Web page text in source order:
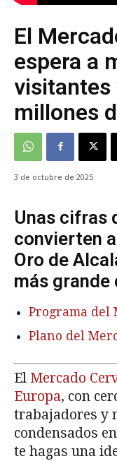
El
espera a
visitantes
millones
3 de octubre de 2025
Unas cifras
convierten
Oro de
más grande
Programa del
Plano del
El Mercado
Europa, con
trabajadores y
condensados
te hagas una